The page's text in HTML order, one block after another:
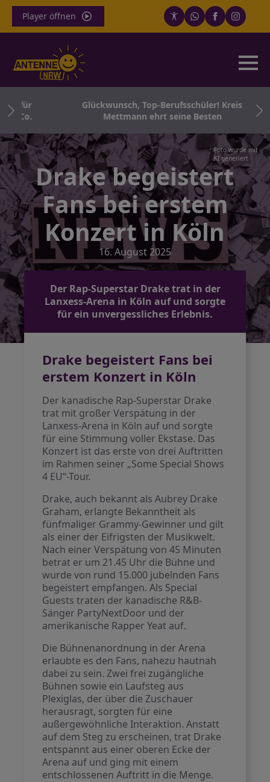
Player öffnen
für
Glückwunsch, Top-Berufsschüler! Kreis
Mettmann ehrt seine Besten
Foto wurde mit
KI generiert
Drake begeistert
Fans bei erstem
Konzert in Köln
16. August 2025
Der Rap-Superstar Drake trat in der
Lanxess-Arena in Köln auf und sorgte
für ein unvergessliches Erlebnis.
Drake begeistert Fans bei
erstem Konzert in Köln
Der kanadische Rap-Superstar Drake
trat mit großer Verspätung in der
Lanxess-Arena in Köln auf und sorgte
für eine Stimmung voller Ekstase. Das
Konzert ist das erste von drei Auftritten
im Rahmen seiner „Some Special Shows
4 EU“-Tour.
Drake, auch bekannt als Aubrey Drake
Graham, erlangte Bekanntheit als
fünfmaliger Grammy-Gewinner und gilt
als einer der Eifrigsten der Musikwelt.
Nach einer Verspätung von 45 Minuten
betrat er um 21.45 Uhr die Bühne und
wurde von rund 15.000 jubelnden Fans
begeistert empfangen. Als Special
Guests traten der kanadische R&B-
Sänger PartyNextDoor und der
amerikanische Rapper Yeat auf.
Die Bühnenanordnung in der Arena
erlaubte es den Fans, nahezu hautnah
dabei zu sein. Zwei frei zugängliche
Bühnen sowie ein Laufsteg aus
Plexiglas, der über die Zuschauer
herausragt, sorgten für eine
außergewöhnliche Interaktion. Anstatt
auf dem Steg zu erscheinen, trat Drake
entspannt aus einer oberen Ecke der
Arena auf und ging mit einem
entschlossenen Auftritt in die Menge.